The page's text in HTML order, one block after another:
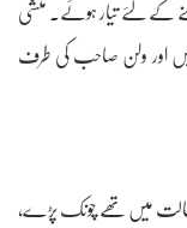
کے لئے تیار ہوئے۔ منشی
اور ولن صاحب کی طرف
حالت میں تھے چونک پڑے،